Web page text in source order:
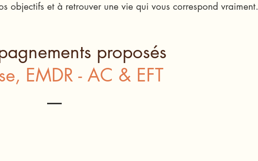
objectifs et à retrouver une vie qui vous correspond vraiment.
proposés
EMDR - AC & EFT